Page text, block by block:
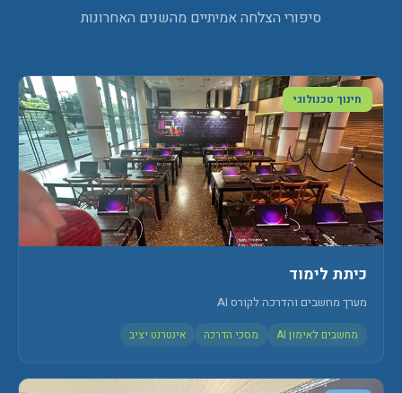
סיפורי הצלחה אמיתיים מהשנים האחרונות
חינוך טכנולוגי
כיתת לימוד
מערך מחשבים והדרכה לקורס AI
מחשבים לאימון AI מסכי הדרכה אינטרנט יציב